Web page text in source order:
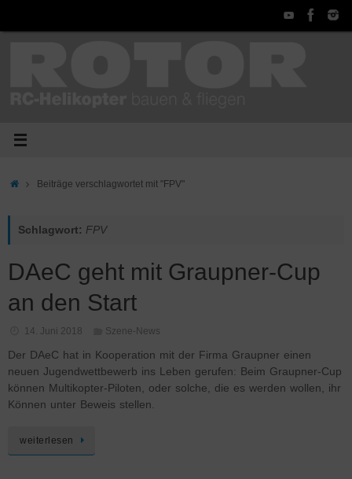
StartBeiträge verschlagwortet mit "FPV"
Schlagwort: FPV
DAeC geht mit Graupner-Cup
an den Start
14. Juni 2018 Szene-News
Der DAeC hat in Kooperation mit der Firma Graupner einen
neuen Jugendwettbewerb ins Leben gerufen: Beim Graupner-Cup
können Multikopter-Piloten, oder solche, die es werden wollen, ihr
Können unter Beweis stellen.
weiterlesen